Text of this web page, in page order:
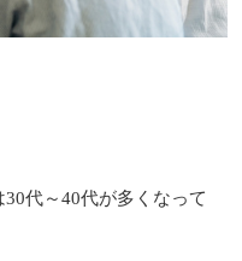
代～40代が多くなって